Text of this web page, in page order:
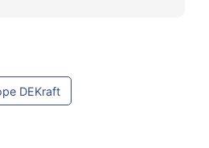
DEKraft